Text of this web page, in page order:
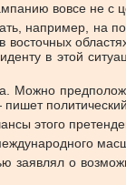
вовсе не с
например, на
в этой
Можно
этого
о